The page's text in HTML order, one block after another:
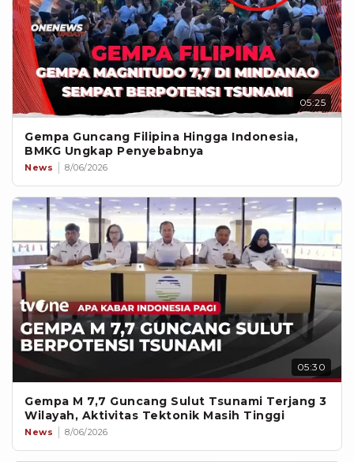
05:25
Gempa Guncang Filipina Hingga Indonesia,
BMKG Ungkap Penyebabnya
News 8/06/2026
05:30
Gempa M 7,7 Guncang Sulut Tsunami Terjang 3
Wilayah, Aktivitas Tektonik Masih Tinggi
News 8/06/2026